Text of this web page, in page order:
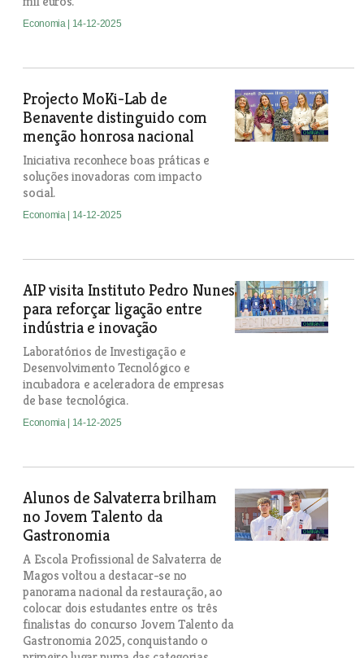
Economia | 14-12-2025
Projecto MoKi-Lab de
Benavente distinguido com
menção honrosa nacional
Iniciativa reconhece boas práticas e
soluções inovadoras com impacto
social.
Economia | 14-12-2025
AIP visita Instituto Pedro Nunes
para reforçar ligação entre
indústria e inovação
Laboratórios de Investigação e
Desenvolvimento Tecnológico e
incubadora e aceleradora de empresas
de base tecnológica.
Economia | 14-12-2025
Alunos de Salvaterra brilham
no Jovem Talento da
Gastronomia
A Escola Profissional de Salvaterra de
Magos voltou a destacar-se no
panorama nacional da restauração, ao
colocar dois estudantes entre os três
finalistas do concurso Jovem Talento da
Gastronomia 2025, conquistando o